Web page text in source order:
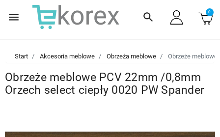
menu search 0
Start Akcesoria meblowe Obrzeża meblowe Obrzeże meblowe
Obrzeże meblowe PCV 22mm /0,8mm
Orzech select ciepły 0020 PW Spander